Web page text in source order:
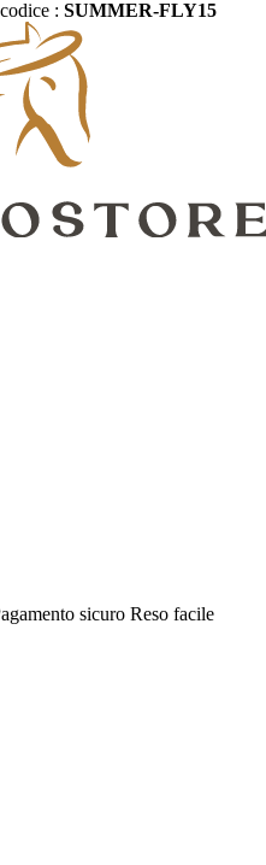
: SUMMER-FLY15
sicuro Reso facile